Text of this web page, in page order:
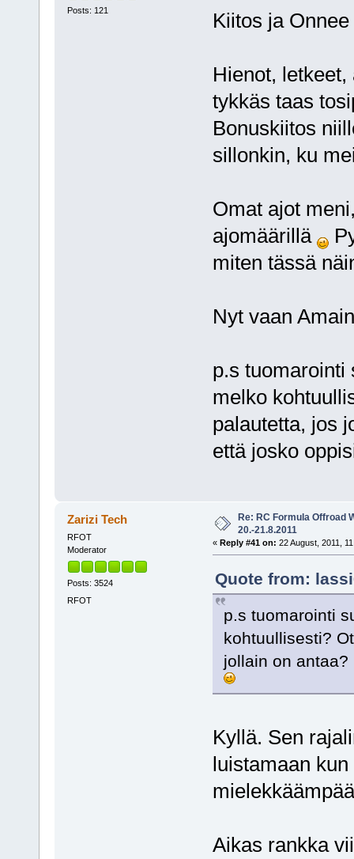
Posts: 121 Kiitos ja
Hienot,
tykkäs taas
Bonuskiitos
sillonkin, ku
Omat ajot
ajomäärillä
miten tässä
Nyt vaan
p.s tuomarointi
melko
palautetta, jos
että josko
Zarizi Tech
RFOT
Moderator
Posts: 3524
RFOT
Re: RC Formula Offroad
20.-21.8.2011
« Reply #41 on: 22 August, 2011,
Quote from:
p.s tuomarointi
kohtuullisesti?
jollain on
Kyllä. Sen
luistamaan
Aikas rankka